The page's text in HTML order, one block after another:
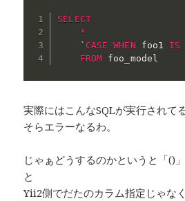
SELECT
*
` CASE WHEN foo1 IS
FROM foo_model
実際にはこんなSQLが実行されてる
そらエラーなるわ。
じゃぁどうするのかというと「()
と
Yii2側でだたのカラム指定じゃな